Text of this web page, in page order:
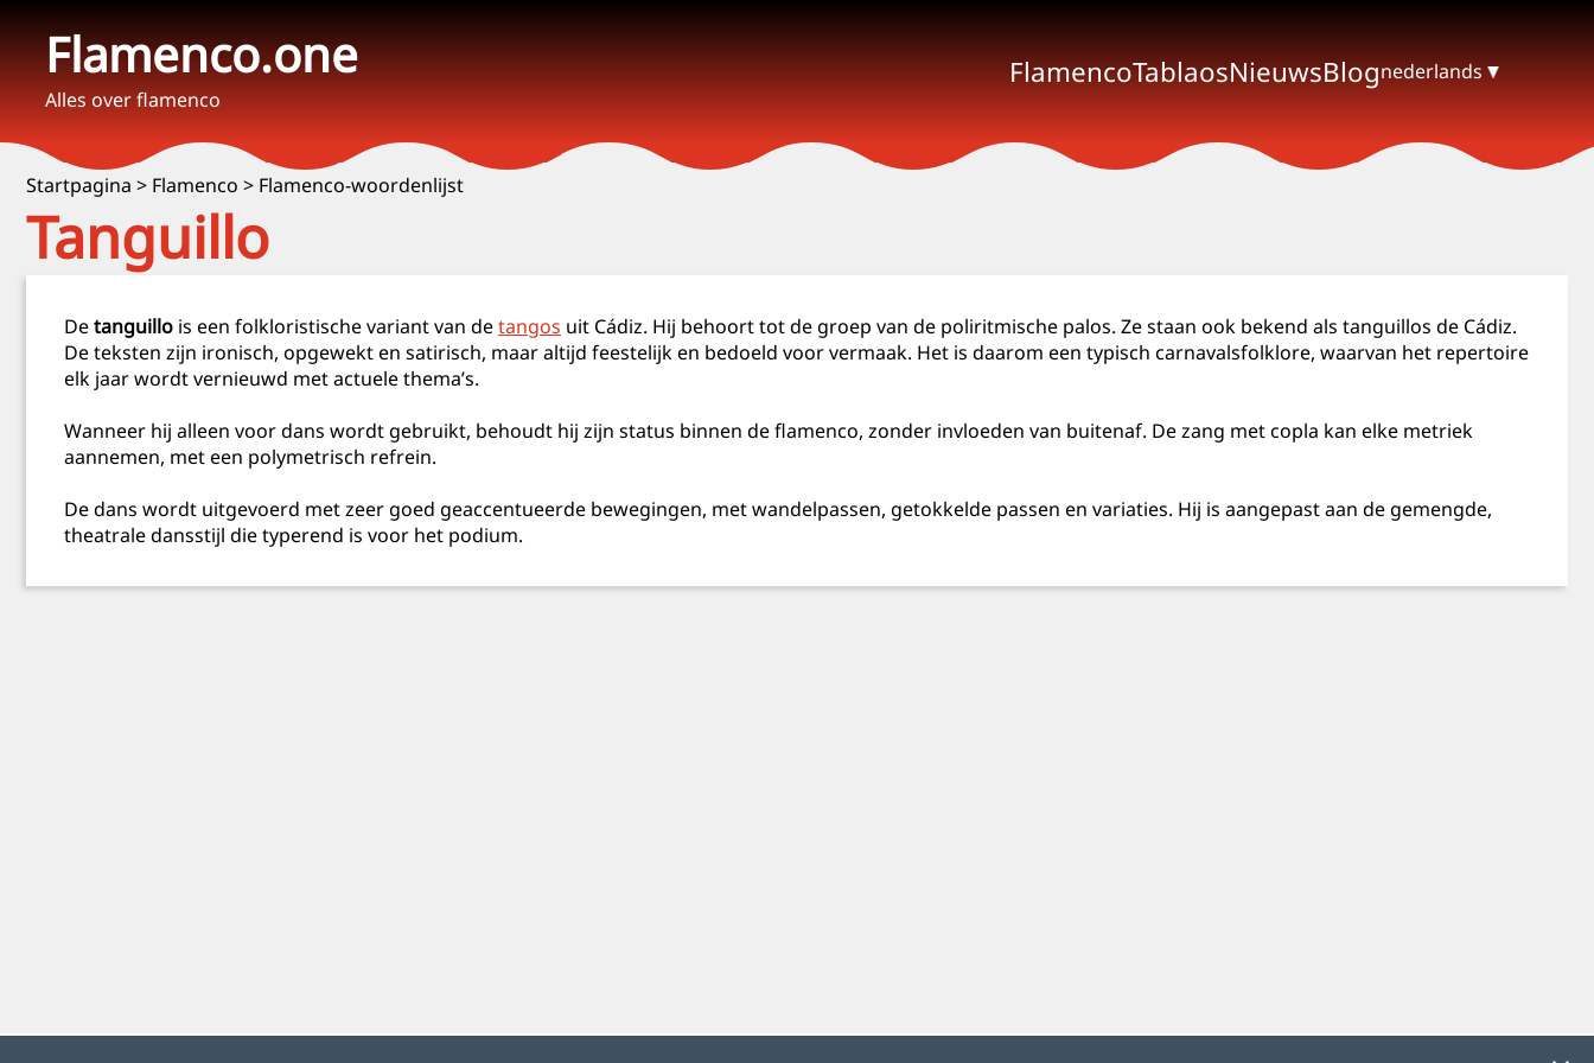
Flamenco.one
Alles over flamenco
FlamencoTablaosNieuwsBlognederlands
Startpagina > Flamenco > Flamenco-woordenlijst
Tanguillo
Detanguillo is een folkloristische variant van detangos uit Cádiz. Hij behoort tot de groep van de poliritmische palos. Ze staan ook bekend als tanguillos de Cádiz.
De teksten zijn ironisch, opgewekt en satirisch, maar altijd feestelijk en bedoeld voor vermaak. Het is daarom een typisch carnavalsfolklore, waarvan het repertoire
elk jaar wordt vernieuwd met actuele thema’s.
Wanneer hij alleen voor dans wordt gebruikt, behoudt hij zijn status binnen de flamenco, zonder invloeden van buitenaf. De zang met copla kan elke metriek
aannemen, met een polymetrisch refrein.
De dans wordt uitgevoerd met zeer goed geaccentueerde bewegingen, met wandelpassen, getokkelde passen en variaties. Hij is aangepast aan de gemengde,
theatrale dansstijl die typerend is voor het podium.